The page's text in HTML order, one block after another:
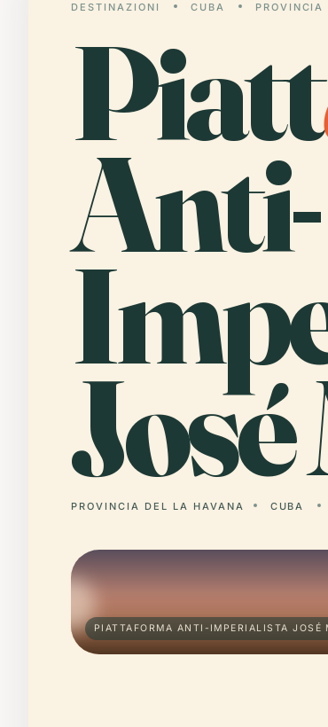
DESTINAZIONI CUBA
Piatt
Anti-
PROVINCIA DEL LA HAVANA CUBA
PIATTAFORMA ANTI-IMPERIALISTA JOSÉ